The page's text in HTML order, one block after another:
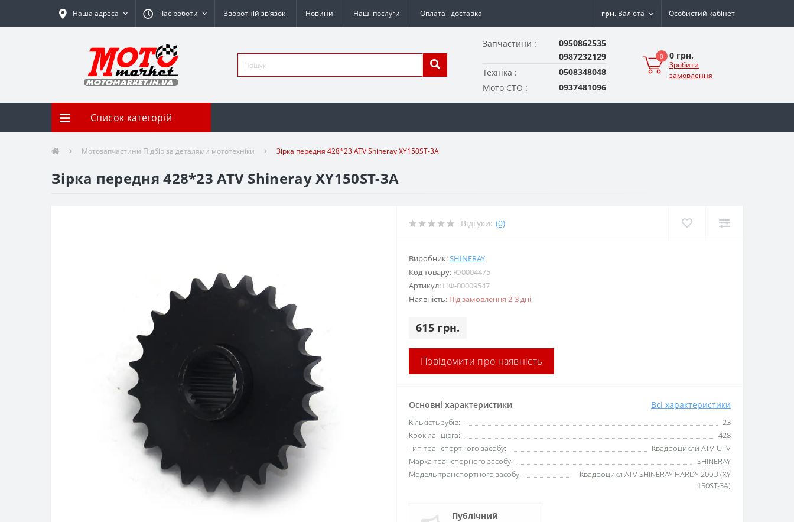
Наша адреса Час роботи Зворотній зв’язок Новини Наші послуги Оплата і доставка грн. Валюта Особистий кабінет
Запчастини :
0950862535
0987232129
Техніка :
0508348048
Мото СТО :
0937481096
0 0 грн.
Зробити
замовлення
Список категорій
Мотозапчастини Підбір за деталями мототехніки Зірка передня 428*23 ATV Shineray XY150ST-3A
Зірка передня 428*23 ATV Shineray XY150ST-3A
Відгуки: (0)
Виробник:SHINERAY
Код товару: Ю0004475
Артикул: НФ-00009547
Наявність: Під замовлення 2-3 дні
615 грн.
Повідомити про наявність
Основні характеристики Всі характеристики
Кількість зубів:
23
Крок ланцюга:
428
Тип транспортного засобу:
Квадроцикли ATV-UTV
Марка транспорного засобу:
SHINERAY
Модель транспортного засобу:
Квадроцикл ATV SHINERAY HARDY 200U (XY
150ST-3A)
Публічний